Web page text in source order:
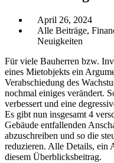
April 26, 2024
Alle Beiträge,
Neuigkeiten
Für viele Bauherren bzw.
eines Mietobjekts ein
Verabschiedung des
nochmal einiges verändert.
verbessert und eine
Es gibt nun insgesamt 4
Gebäude entfallenden
abzuschreiben und so die
reduzieren. Alle Details, ein
diesem Überblicksbeitrag.